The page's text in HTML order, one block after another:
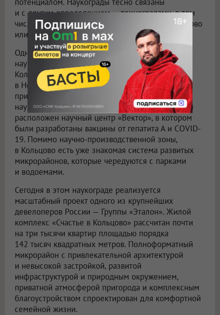
и с другим определением — техноградами, в том
числе созданными с нуля, как, например, Сколково
или Иннополис, город-спутник Казани.
Одной из успешных трансформаций советского
наукограда к современным реалиям считается
Кольцово — рабочий поселок городского типа
в Новосибирской области, практически
примыкающий к самому Новосибирску. Этот
наукоград известен прежде всего тем, что в нем
расположен научный центр «Вектор», в котором
были разработаны вакцины от гепатита А и COVID-
19. Помимо научно-производственной зоны,
в Кольцово есть уже знакомая система развитых
микрорайонов, которые чередуются с парками
и водоемами.
Сегодня в этом наукограде реализуется
масштабный проект одного из крупнейших
девелоперов России — Группы «Эталон». Жилой
комплекс «Счастье в Кольцово» рассчитан почти
на три тысячи квартир площадью порядка
142 тысяч квадратных метров. Полноформатный
микрорайон с привлекательной архитектурой
и невысокой застройкой, развитой
инфраструктурой и природным окружением,
приватной атмосферой пригорода и комплексным
благоустройством спроектирован для комфортной
семейной жизни.